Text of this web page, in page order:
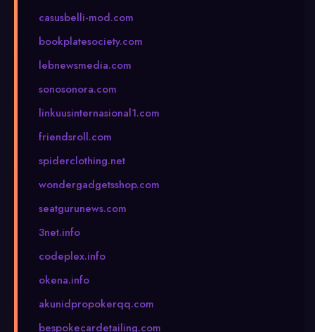
casusbelli-mod.com
bookplatesociety.com
lebnewsmedia.com
sonosonora.com
linkuusinternasional1.com
friendsroll.com
spiderclothing.net
wondergadgetsshop.com
seatgurunews.com
3net.info
codeplex.info
okena.info
akunidpropokerqq.com
bespokecardetailing.com